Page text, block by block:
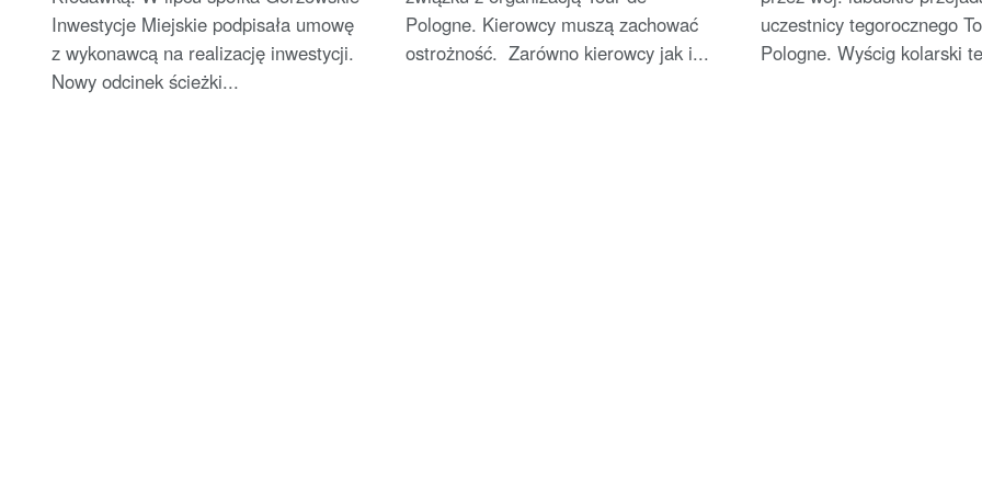
Inwestycje Miejskie podpisała umowę
z wykonawcą na realizację inwestycji.
Nowy odcinek ścieżki...
Pologne. Kierowcy muszą zachować
ostrożność. Zarówno kierowcy jak i...
uczestnicy tegorocznego
Pologne. Wyścig kolarski